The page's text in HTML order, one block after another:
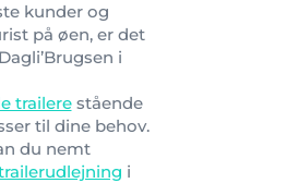
kunder og
på øen, er det
i
trailerestående
til dine behov.
du nemt
i